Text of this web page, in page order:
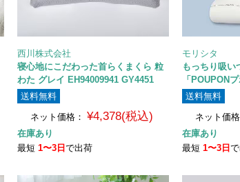
西川株式会社
寝心地にこだわった首らくまくら 粒
わた グレイ EH94009941 GY4451
送料無料
ネット価格： ¥4,378(税込)
在庫あり
最短1〜3日で出荷
モリシタ
もっちり吸い
「POUPON
送料無料
ネット価格
在庫あり
最短1〜3日